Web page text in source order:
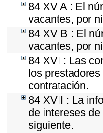
84 XV A : El
vacantes, por
84 XV B : El
vacantes, por
84 XVI : Las
los
contratación.
84 XVII : La
de intereses
siguiente.